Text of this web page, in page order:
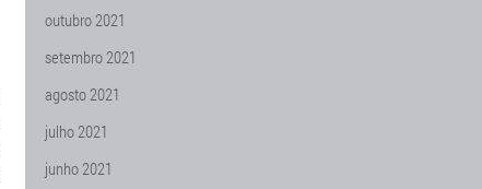
outubro 2021
setembro 2021
agosto 2021
julho 2021
junho 2021